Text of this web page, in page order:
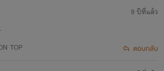
TOP
9 ปีที่แล้ว
ตอบกลับ